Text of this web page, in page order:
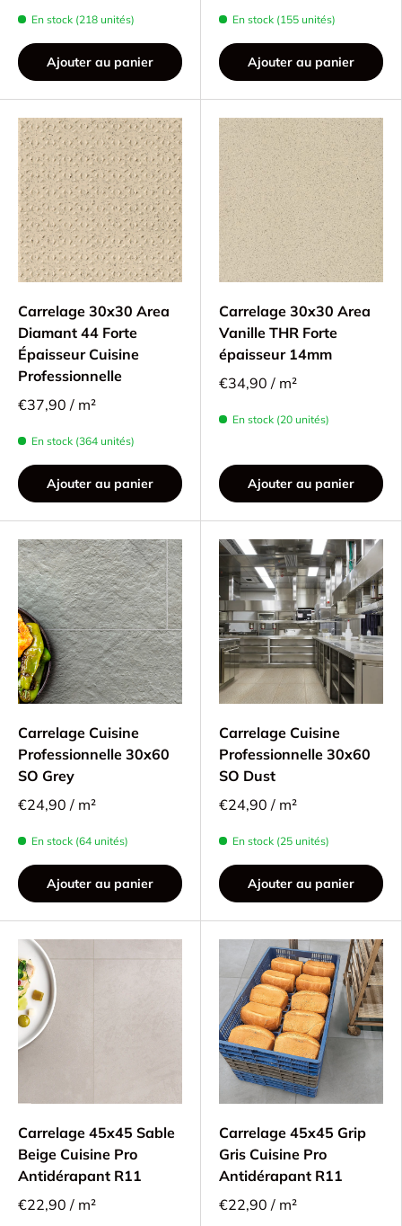
En stock (218 unités)
Ajouter au panier
En stock (155 unités)
Ajouter au panier
Carrelage 30x30 Area
Diamant 44 Forte
Épaisseur Cuisine
Professionnelle
€37,90 / m²
En stock (364 unités)
Ajouter au panier
Carrelage 30x30 Area
Vanille THR Forte
épaisseur 14mm
€34,90 / m²
En stock (20 unités)
Ajouter au panier
Carrelage Cuisine
Professionnelle 30x60
SO Grey
€24,90 / m²
En stock (64 unités)
Ajouter au panier
Carrelage Cuisine
Professionnelle 30x60
SO Dust
€24,90 / m²
En stock (25 unités)
Ajouter au panier
Carrelage 45x45 Sable
Beige Cuisine Pro
Antidérapant R11
€22,90 / m²
Carrelage 45x45 Grip
Gris Cuisine Pro
Antidérapant R11
€22,90 / m²